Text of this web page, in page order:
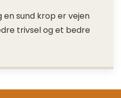
en sund krop er vejen
trivsel og et bedre